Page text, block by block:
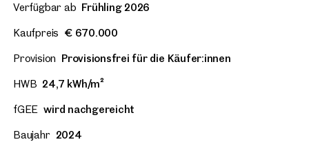
Verfügbar ab Frühling 2026
Kaufpreis € 670.000
Provision Provisionsfrei für die Käufer:innen
HWB 24,7 kWh/m²
fGEE wird nachgereicht
Baujahr 2024